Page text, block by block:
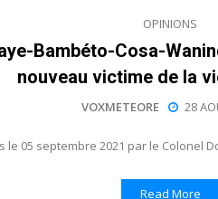
OPINIONS
Bambéto-Cosa-
nouveau victime de la
VOXMETEORE 28
le 05 septembre 2021 par le Colonel
Read More